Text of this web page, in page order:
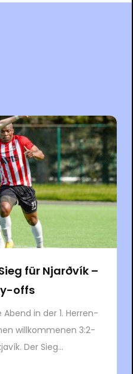
für Njarðvík –
offs
in der 1. Herren-
willkommenen 3:2-
Der Sieg...